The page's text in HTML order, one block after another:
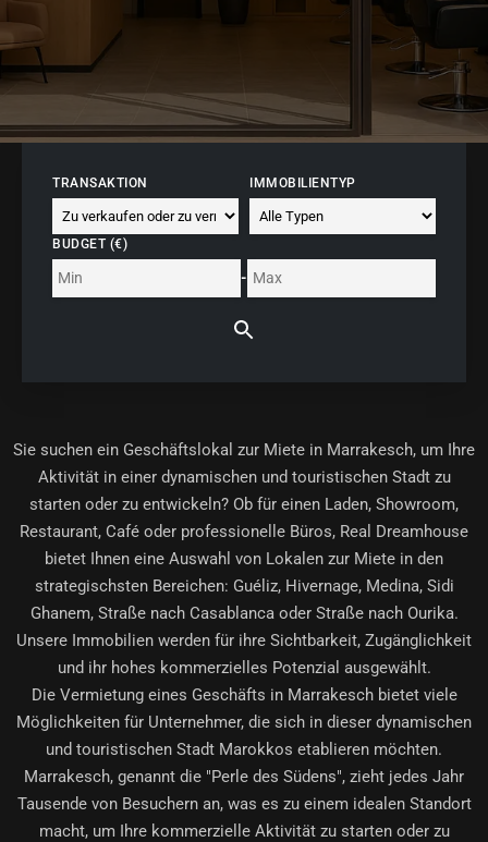
TRANSAKTION IMMOBILIENTYP
BUDGET (€)
-
Sie suchen ein Geschäftslokal zur Miete in Marrakesch, um Ihre
Aktivität in einer dynamischen und touristischen Stadt zu
starten oder zu entwickeln? Ob für einen Laden, Showroom,
Restaurant, Café oder professionelle Büros, Real Dreamhouse
bietet Ihnen eine Auswahl von Lokalen zur Miete in den
strategischsten Bereichen: Guéliz, Hivernage, Medina, Sidi
Ghanem, Straße nach Casablanca oder Straße nach Ourika.
Unsere Immobilien werden für ihre Sichtbarkeit, Zugänglichkeit
und ihr hohes kommerzielles Potenzial ausgewählt.
Die Vermietung eines Geschäfts in Marrakesch bietet viele
Möglichkeiten für Unternehmer, die sich in dieser dynamischen
und touristischen Stadt Marokkos etablieren möchten.
Marrakesch, genannt die "Perle des Südens", zieht jedes Jahr
Tausende von Besuchern an, was es zu einem idealen Standort
macht, um Ihre kommerzielle Aktivität zu starten oder zu